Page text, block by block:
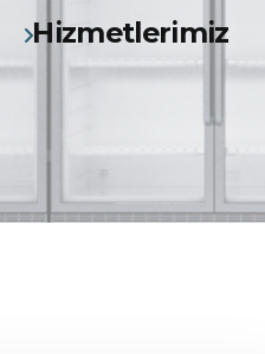
Hizmetlerimiz